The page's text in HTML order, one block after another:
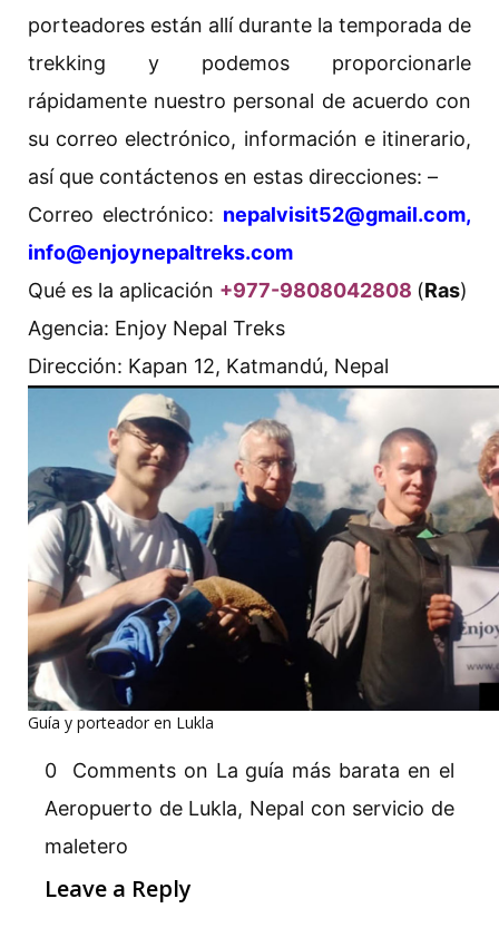
porteadores están allí durante la temporada de
trekking y podemos proporcionarle
rápidamente nuestro personal de acuerdo con
su correo electrónico, información e itinerario,
así que contáctenos en estas direcciones: –
Correo electrónico: nepalvisit52@gmail.com,
info@enjoynepaltreks.com
Qué es la aplicación +977-9808042808 (Ras)
Agencia: Enjoy Nepal Treks
Dirección: Kapan 12, Katmandú, Nepal
Guía y porteador en Lukla
0 Comments on La guía más barata en el
Aeropuerto de Lukla, Nepal con servicio de
maletero
Leave a Reply